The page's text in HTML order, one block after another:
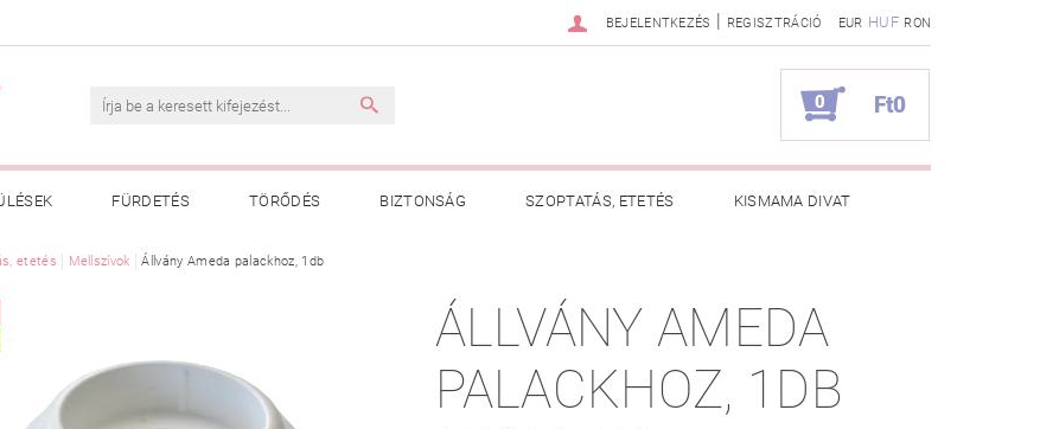
EUR HUF RON
BEJELENTKEZÉS | REGISZTRÁCIÓ
0 Ft0
FÜRDETÉS TÖRŐDÉS BIZTONSÁG SZOPTATÁS, ETETÉS KISMAMA DIVAT
VÁSÁRLÁSI FELTÉTELEK ADATKEZELÉSI TÁJÉKOZTATÓ
MÉRET MEGÁLLAPÍTÁSA HASZNOS TANÁCSOK RENDELÉSEM
etetés Mellszívok Állvány Ameda palackhoz, 1db
ÁLLVÁNY AMEDA
PALACKHOZ, 1DB